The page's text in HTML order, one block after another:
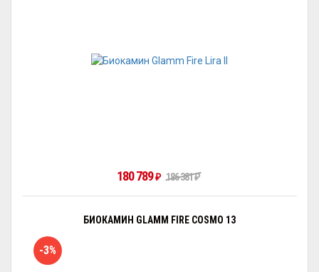
180 789 ₽ 186 381₽
БИОКАМИН GLAMM FIRE COSMO 13
-3%